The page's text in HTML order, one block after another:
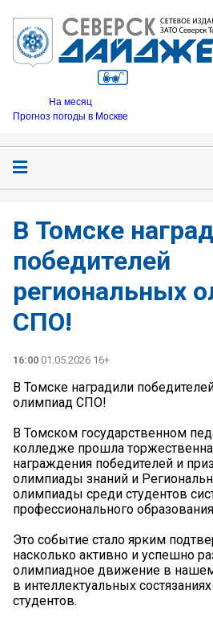
На месяц
Прогноз погоды в Москве
В Томске
победителей
региональных
СПО!
16:00 01.05.2026 16+
В Томске наградили
олимпиад СПО!
В Томском государственном
колледже прошла
награждения победителей и
олимпиады знаний и
олимпиады среди студентов
профессионального
Это событие стало ярким
насколько активно и успешно
олимпиадное движение в
в интеллектуальных
студентов.